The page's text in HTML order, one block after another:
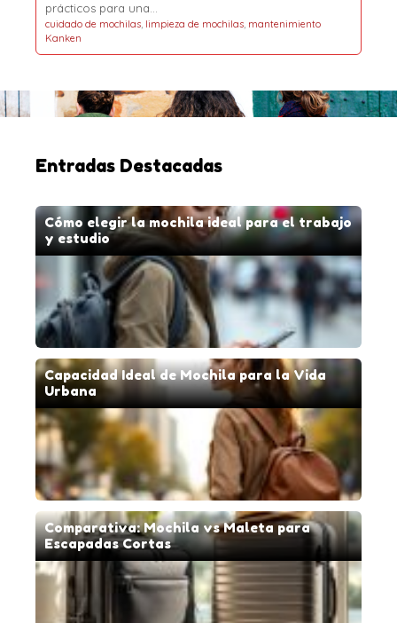
prácticos para una…
cuidado de mochilas, limpieza de mochilas, mantenimiento
Kanken
Entradas Destacadas
Cómo elegir la mochila ideal para el trabajo
y estudio
Capacidad Ideal de Mochila para la Vida
Urbana
Comparativa: Mochila vs Maleta para
Escapadas Cortas